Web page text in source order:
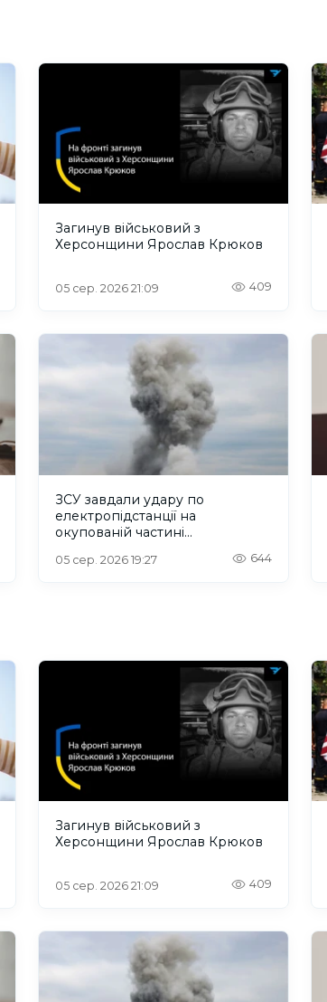
Загинув військовий з
Херсонщини Ярослав Крюков
05 сер. 2026 21:09 409
ЗСУ завдали удару по
електропідстанції на
окупованій частині
05 сер. 2026 19:27 644
Загинув військовий з
Херсонщини Ярослав Крюков
05 сер. 2026 21:09 409